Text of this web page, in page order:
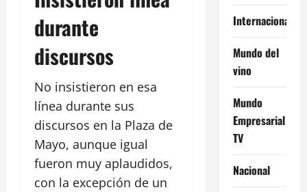
durante
discursos
No insistieron en esa
línea durante sus
discursos en la Plaza de
Mayo, aunque igual
fueron muy aplaudidos,
con la excepción de un
Internacional
Mundo del
vino
Mundo
Empresarial
TV
Nacional